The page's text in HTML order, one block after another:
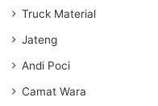
Truck Material
Jateng
Andi Poci
Camat Wara